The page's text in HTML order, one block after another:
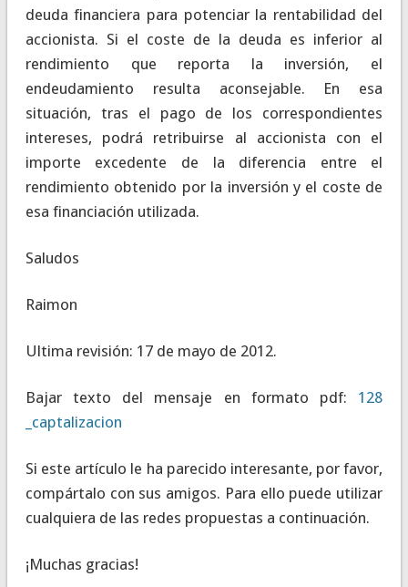
deuda financiera para potenciar la rentabilidad del
accionista. Si el coste de la deuda es inferior al
rendimiento que reporta la inversión, el
endeudamiento resulta aconsejable. En esa
situación, tras el pago de los correspondientes
intereses, podrá retribuirse al accionista con el
importe excedente de la diferencia entre el
rendimiento obtenido por la inversión y el coste de
esa financiación utilizada.
Saludos
Raimon
Ultima revisión: 17 de mayo de 2012.
Bajar texto del mensaje en formato pdf: 128
_captalizacion
Si este artículo le ha parecido interesante, por favor,
compártalo con sus amigos. Para ello puede utilizar
cualquiera de las redes propuestas a continuación.
¡Muchas gracias!